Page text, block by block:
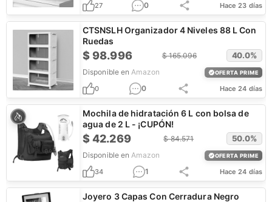
27 0 Hace 23 días
CTSNSLH Organizador 4 Niveles 88 L Con
Ruedas
$ 98.996 $165.096 40.0%
Disponible en Amazon OFERTA PRIME
0 0 Hace 24 días
Mochila de hidratación 6 L con bolsa de
agua de 2 L - ¡CUPÓN!
$42.269 $84.571 50.0%
Disponible en Amazon OFERTA PRIME
34 1 Hace 24 días
Joyero 3 Capas Con Cerradura Negro